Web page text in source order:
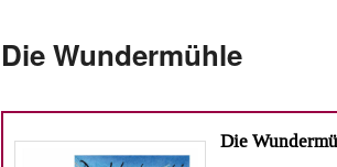
Die Wundermühle
Die